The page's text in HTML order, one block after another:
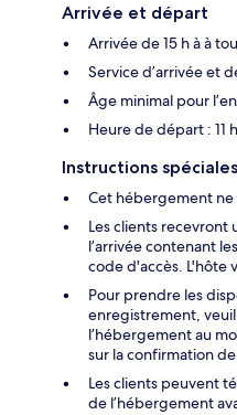
Arrivée et départ
Arrivée de 15 h à à
Service d’arrivée et
Âge minimal pour
Heure de départ : 11
Instructions
Cet hébergement ne
Les clients recevront
l’arrivée contenant
code d'accès. L'hôte
Pour prendre les
enregistrement,
l’hébergement au
sur la confirmation
Les clients peuvent
de l’hébergement